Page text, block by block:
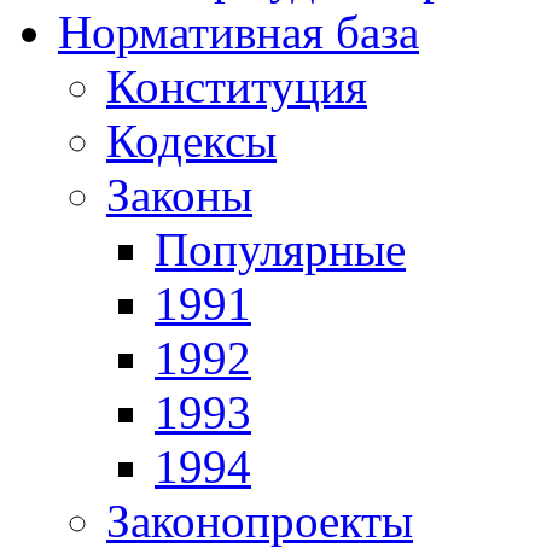
Нормативная база
Конституция
Кодексы
Законы
Популярные
1991
1992
1993
1994
Законопроекты